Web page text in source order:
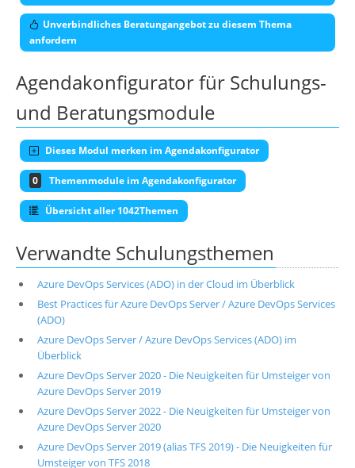
Unverbindliches Beratungangebot zu diesem Thema
anfordern
Agendakonfigurator für Schulungs-
und Beratungsmodule
Dieses Modul merken im Agendakonfigurator
0 Themenmodule im Agendakonfigurator
Übersicht aller 1042Themen
Verwandte Schulungsthemen
Azure DevOps Services (ADO) in der Cloud im Überblick
Best Practices für Azure DevOps Server / Azure DevOps Services
(ADO)
Azure DevOps Server / Azure DevOps Services (ADO) im
Überblick
Azure DevOps Server 2020 - Die Neuigkeiten für Umsteiger von
Azure DevOps Server 2019
Azure DevOps Server 2022 - Die Neuigkeiten für Umsteiger von
Azure DevOps Server 2020
Azure DevOps Server 2019 (alias TFS 2019) - Die Neuigkeiten für
Umsteiger von TFS 2018